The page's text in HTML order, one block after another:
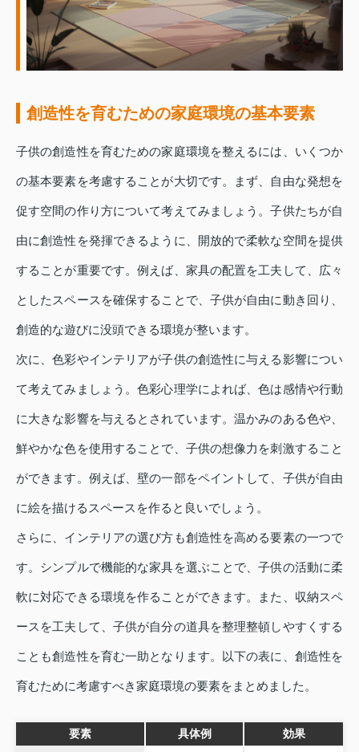
創造性を育むための家庭環境の基本要素
子供の創造性を育むための家庭環境を整えるには、いくつか
の基本要素を考慮することが大切です。まず、自由な発想を
促す空間の作り方について考えてみましょう。子供たちが自
由に創造性を発揮できるように、開放的で柔軟な空間を提供
することが重要です。例えば、家具の配置を工夫して、広々
としたスペースを確保することで、子供が自由に動き回り、
創造的な遊びに没頭できる環境が整います。
次に、色彩やインテリアが子供の創造性に与える影響につい
て考えてみましょう。色彩心理学によれば、色は感情や行動
に大きな影響を与えるとされています。温かみのある色や、
鮮やかな色を使用することで、子供の想像力を刺激すること
ができます。例えば、壁の一部をペイントして、子供が自由
に絵を描けるスペースを作ると良いでしょう。
さらに、インテリアの選び方も創造性を高める要素の一つで
す。シンプルで機能的な家具を選ぶことで、子供の活動に柔
軟に対応できる環境を作ることができます。また、収納スペ
ースを工夫して、子供が自分の道具を整理整頓しやすくする
ことも創造性を育む一助となります。以下の表に、創造性を
育むために考慮すべき家庭環境の要素をまとめました。
要素 具体例 効果